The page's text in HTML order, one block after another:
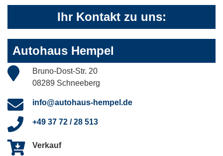
Ihr Kontakt zu uns:
Autohaus Hempel
Bruno-Dost-Str. 20
08289 Schneeberg
info@autohaus-hempel.de
+49 37 72 / 28 513
Verkauf